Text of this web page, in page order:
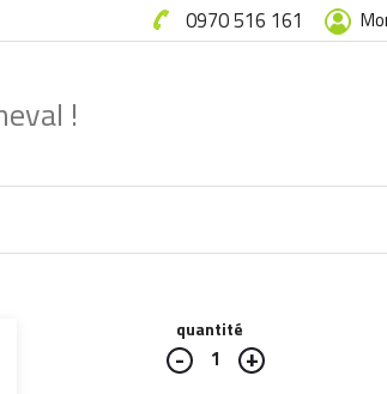
0970 516 161
quantité
1